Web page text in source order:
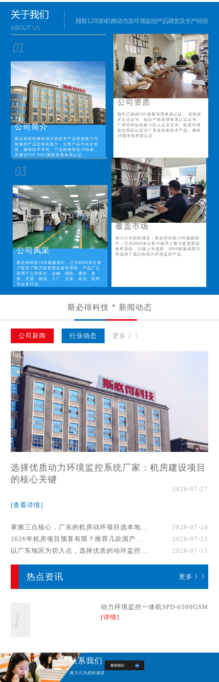
公司简介
斯必得科技拥有强大的技术产品研发能力与
快速的产品定制化能力，全线产品均自主研
发，拥有技术专利、产品检验报告29份多，
并通过ISO 9001国际质量体系认证。
公司资质
我司已获得ISO质量管理体系认证、 高新技
术企业证书、知识产权管理体系认证证书、
广州市科技创新小巨人企业证书、机房环境
监控系统认定为广东省高新技术产品，拥有
29项专利资质认证
公司风采
斯必得科技14年砥砺前行，已为6000余位客
户提供了数万套智慧设备和系统，产品广泛
应用于公共安全、金融、国防、通信、政
务、交通、物流、工厂、仓库、农业、医药
等众多行业。
覆盖市场
努力只为您的满意；斯必得科技14年砥砺前
行，已为6000余位客户提供了数万套智慧设
备和系统，35家上市选择，4900家集成商共
同选择了我们的动力环境监控产品。
斯必得科技 新闻动态
公司新闻 行业动态 更多 》》
选择优质动力环境监控系统厂家：机房建设项目
的核心关键
2026-07-27
[查看详情]
掌握三点核心，广东的机房动环项目选本地厂家事半功倍！
2026-07-24
2026年机房项目预算有限？推荐几款国产动环监控系统品牌
2026-07-21
以广东地区为切入点，选择优质的动环监控系统厂家
2026-07-15
热点资讯 更多 》》
动力环境监控一体机SPD-6500GSM
[详情]
联系我们
努力只为您的满意